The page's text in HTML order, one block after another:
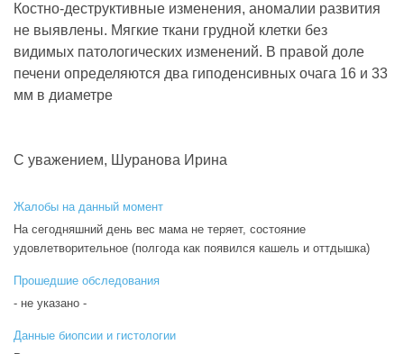
Костно-деструктивные изменения, аномалии развития
не выявлены. Мягкие ткани грудной клетки без
видимых патологических изменений. В правой доле
печени определяются два гиподенсивных очага 16 и 33
мм в диаметре
С уважением, Шуранова Ирина
Жалобы на данный момент
На сегодняшний день вес мама не теряет, состояние
удовлетворительное (полгода как появился кашель и оттдышка)
Прошедшие обследования
- не указано -
Данные биопсии и гистологии